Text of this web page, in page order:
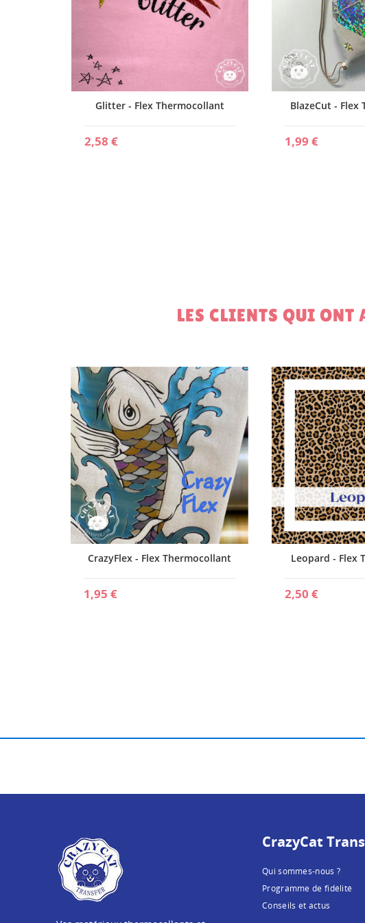
Glitter - Flex Thermocollant
2,58 €
BlazeCut - Flex
1,99 €
LES CLIENTS QUI ONT
CrazyFlex - Flex Thermocollant
1,95 €
Leopard - Flex
2,50 €
CrazyCat
Qui sommes-nous ?
Programme de fidélité
Conseils et actus